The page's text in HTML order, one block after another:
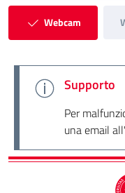
Webcam
Supporto
Per
una email